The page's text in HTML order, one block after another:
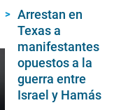
Arrestan en
Texas a
manifestantes
opuestos a la
guerra entre
Israel y Hamás